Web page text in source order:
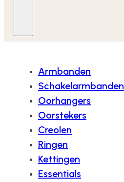
Armbanden
Schakelarmbanden
Oorhangers
Oorstekers
Creolen
Ringen
Kettingen
Essentials